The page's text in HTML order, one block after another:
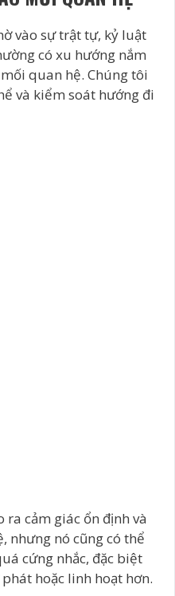
vào sự trật tự, kỷ luật
có xu hướng nắm
quan hệ. Chúng tôi
và kiểm soát hướng đi
cảm giác ổn định và
nhưng nó cũng có thể
cứng nhắc, đặc biệt
hoặc linh hoạt hơn.